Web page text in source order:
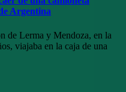
Argentina
de Lerma y Mendoza, en la
viajaba en la caja de una